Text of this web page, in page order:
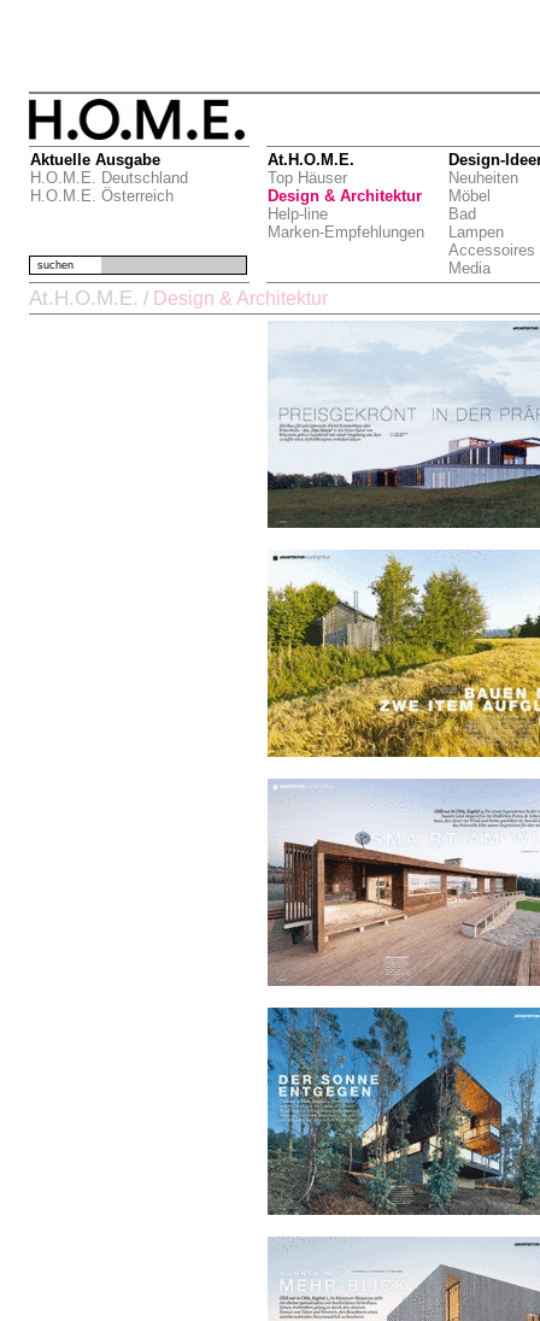
Aktuelle Ausgabe
H.O.M.E. Deutschland
H.O.M.E. Österreich
At.H.O.M.E.
Top Häuser
Design & Architektur
Help-line
Marken-Empfehlungen
Design-
Neuheiten
Möbel
Bad
Lampen
Accessoires
Media
suchen
At.H.O.M.E. / Design & Architektur